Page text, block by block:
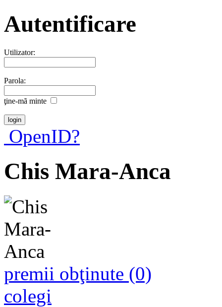
Autentificare
Utilizator:
Parola:
ţine-mã minte
OpenID?
Chis Mara-Anca
premii obţinute (0)
colegi